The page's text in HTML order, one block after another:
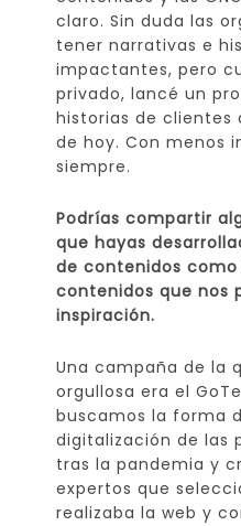
claro. Sin duda las
tener narrativas e
impactantes, pero
privado, lancé un
historias de clientes
de hoy. Con menos
siempre.
Podrías compartir
que hayas
de contenidos
contenidos que nos
inspiración.
Una campaña de la
orgullosa era el
buscamos la forma
digitalización de las
tras la pandemia y
expertos que
realizaba la web y